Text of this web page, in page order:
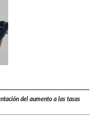
del aumento a las tasas